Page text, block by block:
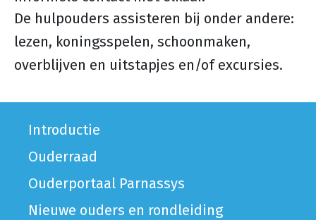
De hulpouders assisteren bij onder andere:
lezen, koningsspelen, schoonmaken,
overblijven en uitstapjes en/of excursies.
Introductie
Ouderraad
Ouderportaal Parnassys
Nieuwe ouders en rondleiding